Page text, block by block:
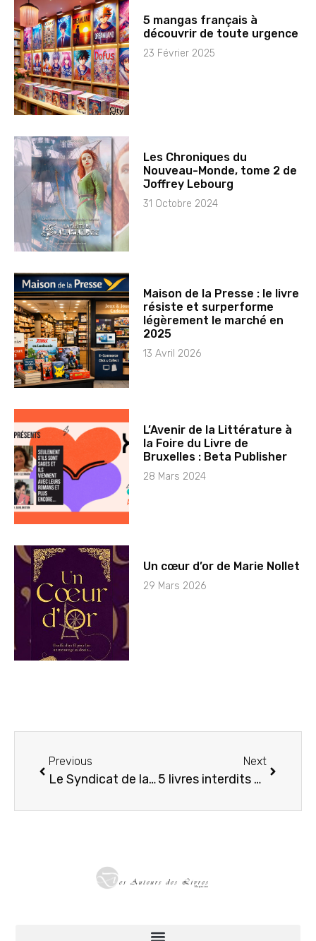
5 mangas français à
découvrir de toute urgence
23 Février 2025
Les Chroniques du
Nouveau-Monde, tome 2 de
Joffrey Lebourg
31 Octobre 2024
Maison de la Presse : le livre
résiste et surperforme
légèrement le marché en
2025
13 Avril 2026
L’Avenir de la Littérature à
la Foire du Livre de
Bruxelles : Beta Publisher
28 Mars 2024
Un cœur d’or de Marie Nollet
29 Mars 2026
Previous
Le Syndicat de la Librairie française propose une taxe sur les grands acteurs du livre
Next
5 livres interdits ou censurés en France qui ont marqué l’histoire littéraire